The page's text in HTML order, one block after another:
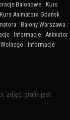
Balonowe : Kurs
Kurs Animatora Gdańsk :
: Balony Warszawa :
: Informacje : Animator
: Informacje
zdjęć, grafik jest